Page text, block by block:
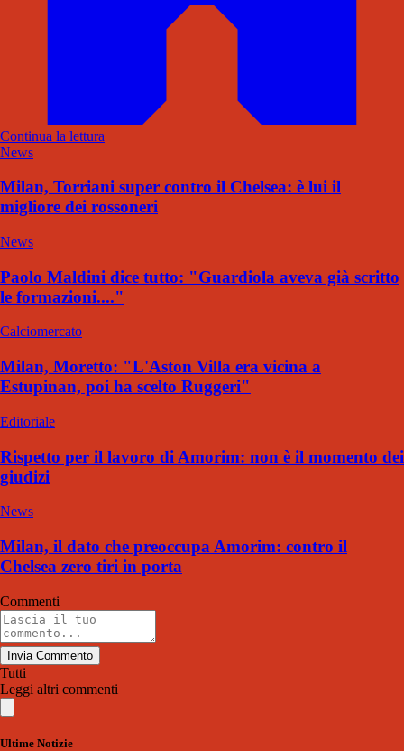
Continua la lettura
News
Milan, Torriani super contro il Chelsea: è lui il
migliore dei rossoneri
News
Paolo Maldini dice tutto: "Guardiola aveva già scritto
le formazioni...."
Calciomercato
Milan, Moretto: "L'Aston Villa era vicina a
Estupinan, poi ha scelto Ruggeri"
Editoriale
Rispetto per il lavoro di Amorim: non è il momento dei
giudizi
News
Milan, il dato che preoccupa Amorim: contro il
Chelsea zero tiri in porta
Commenti
Invia Commento
Tutti
Leggi altri commenti
Ultime Notizie